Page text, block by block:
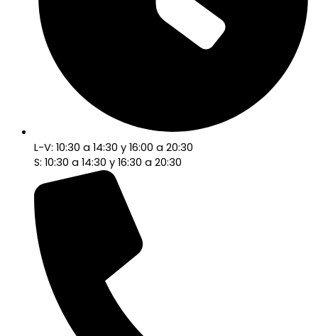
L-V: 10:30 a 14:30 y 16:00 a 20:30
S: 10:30 a 14:30 y 16:30 a 20:30